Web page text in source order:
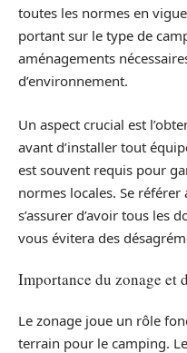
toutes les normes en
portant sur le type de
aménagements
d’environnement.
Un aspect crucial est
avant d’installer tout
est souvent requis pour
normes locales. Se
s’assurer d’avoir tous les
vous évitera des
Importance du zonage et
Le zonage joue un rôle
terrain pour le camping.